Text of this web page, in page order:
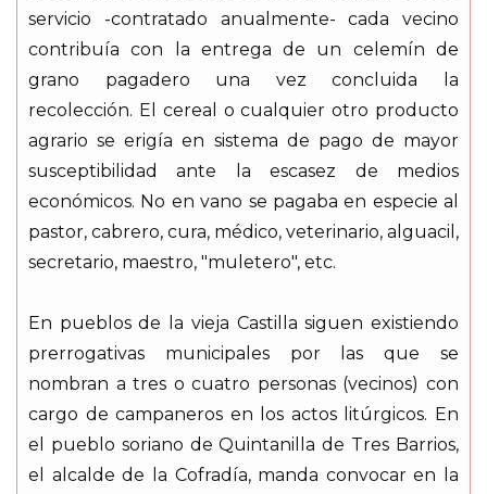
servicio -contratado anualmente- cada vecino
contribuía con la entrega de un celemín de
grano pagadero una vez concluida la
recolección. El cereal o cualquier otro producto
agrario se erigía en sistema de pago de mayor
susceptibilidad ante la escasez de medios
económicos. No en vano se pagaba en especie al
pastor, cabrero, cura, médico, veterinario, alguacil,
secretario, maestro, "muletero", etc.
En pueblos de la vieja Castilla siguen existiendo
prerrogativas municipales por las que se
nombran a tres o cuatro personas (vecinos) con
cargo de campaneros en los actos litúrgicos. En
el pueblo soriano de Quintanilla de Tres Barrios,
el alcalde de la Cofradía, manda convocar en la